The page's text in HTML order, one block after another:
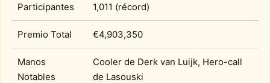
Participantes 1,011 (récord)
Premio Total €4,903,350
Manos
Notables
Cooler de Derk van Luijk, Hero-call
de Lasouski